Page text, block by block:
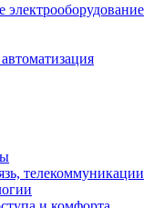
телекоммуникации